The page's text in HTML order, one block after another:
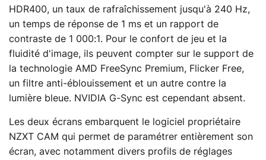
HDR400, un taux de rafraîchissement jusqu'à 240 Hz,
un temps de réponse de 1 ms et un rapport de
contraste de 1 000:1. Pour le confort de jeu et la
fluidité d'image, ils peuvent compter sur le support de
la technologie AMD FreeSync Premium, Flicker Free,
un filtre anti-éblouissement et un autre contre la
lumière bleue. NVIDIA G-Sync est cependant absent.
Les deux écrans embarquent le logiciel propriétaire
NZXT CAM qui permet de paramétrer entièrement son
écran, avec notamment divers profils de réglages